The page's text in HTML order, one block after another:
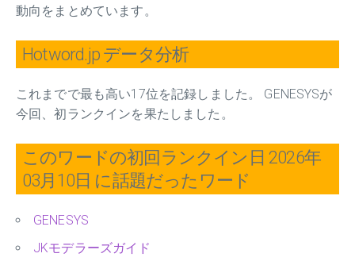
動向をまとめています。
Hotword.jp データ分析
これまでで最も高い17位を記録しました。 GENESYSが
今回、初ランクインを果たしました。
このワードの初回ランクイン日 2026年
03月10日 に話題だったワード
GENESYS
JKモデラーズガイド